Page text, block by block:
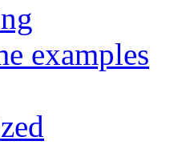
examples